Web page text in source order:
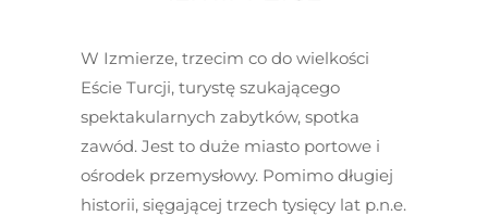
W Izmierze, trzecim co do wielkości
Eście Turcji, turystę szukającego
spektakularnych zabytków, spotka
zawód. Jest to duże miasto portowe i
ośrodek przemysłowy. Pomimo długiej
historii, sięgającej trzech tysięcy lat p.n.e.